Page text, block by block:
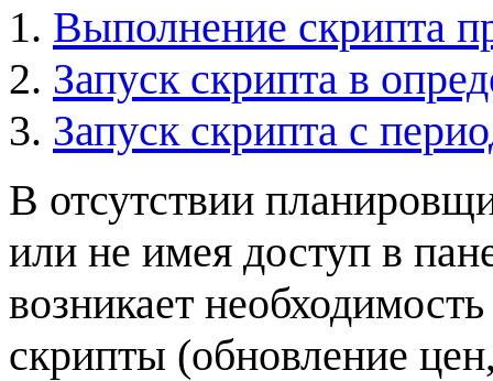
Выполнение скрипта
Запуск скрипта в
Запуск скрипта с
В отсутствии
или не имея доступ в
возникает
скрипты (обновление